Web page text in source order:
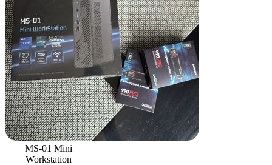
MS-01 Mini
Workstation